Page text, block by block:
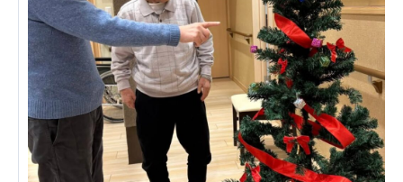
特定非営利活動法人アート応援隊
その他
Mediclude 株式会社アジアメデカ元気事業団
株式会社フラワーコミュニティ放送
Medicare Lead Japan